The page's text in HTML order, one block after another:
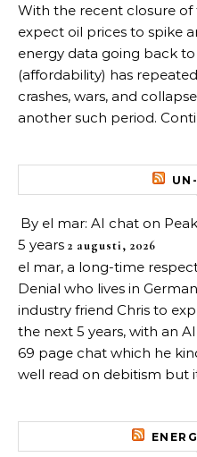
With the recent closure
expect oil prices to spike
energy data going back
(affordability) has
crashes, wars, and
another such period.
By el mar: AI chat on
5 years 2 augusti, 2026
el mar, a long-time
Denial who lives in
industry friend Chris to
the next 5 years, with an
69 page chat which he
well read on debitism but